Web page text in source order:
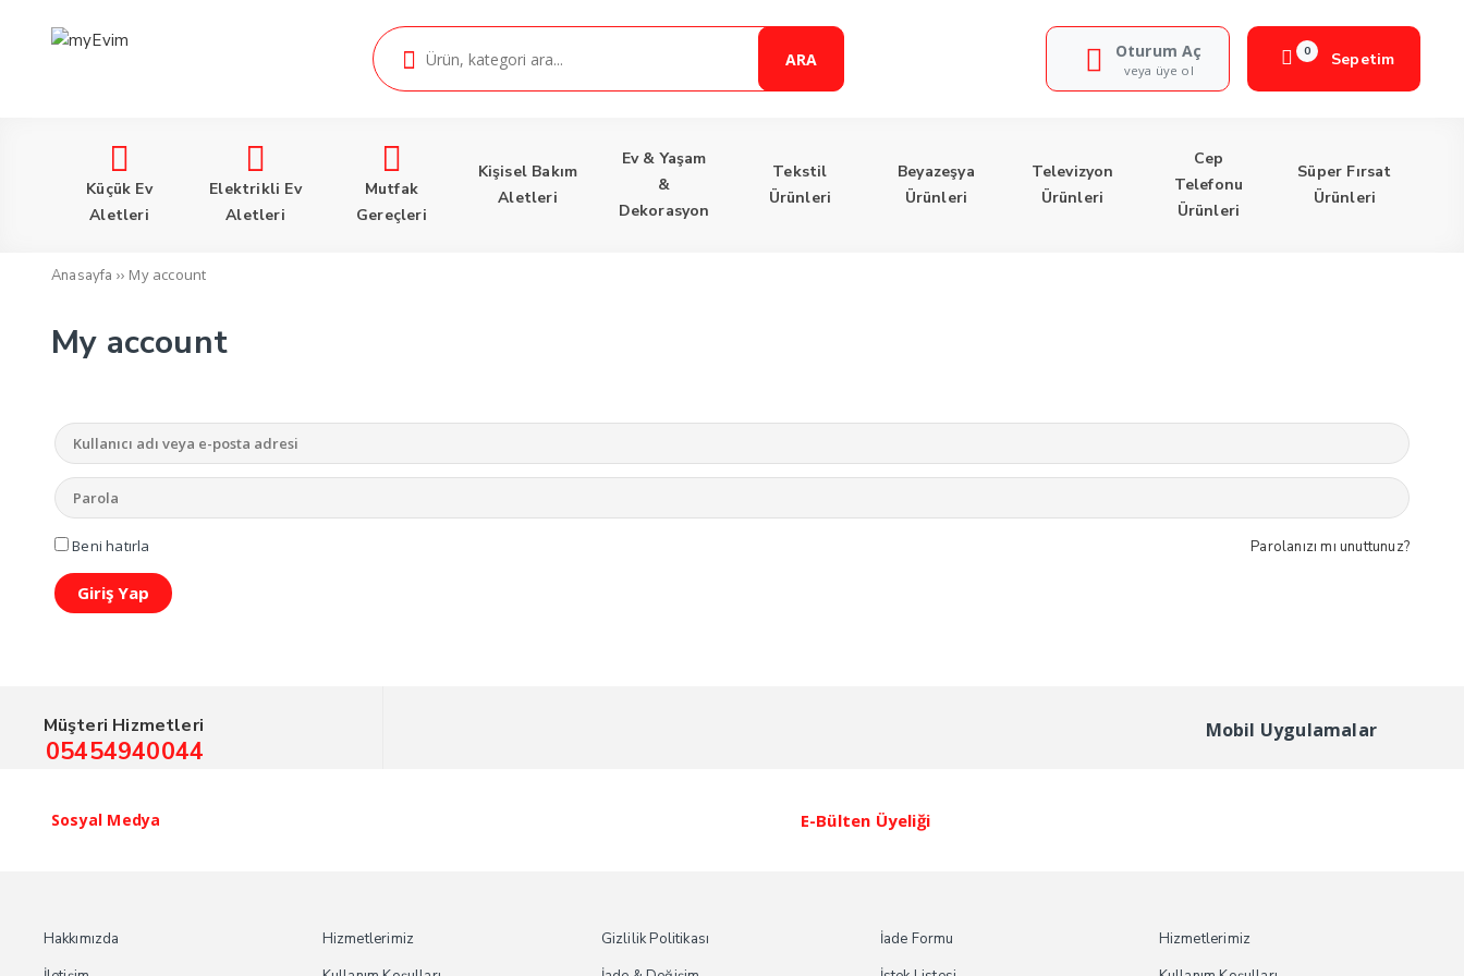
ARA Oturum Aç
veya üye ol
0 Sepetim
Küçük Ev
Aletleri
Elektrikli Ev
Aletleri
Mutfak
Gereçleri
Kişisel Bakım
Aletleri
Ev & Yaşam
&
Dekorasyon
Tekstil
Ürünleri
Beyazeşya
Ürünleri
Televizyon
Ürünleri
Cep
Telefonu
Ürünleri
Süper Fırsat
Ürünleri
Anasayfa ›› My account
My account
Beni hatırla Parolanızı mı unuttunuz?
Giriş Yap
Müşteri Hizmetleri
05454940044
Mobil Uygulamalar
Sosyal Medya E-Bülten Üyeliği
Hakkımızda
Hizmetlerimiz
Gizlilik Politikası
İade Formu
Hizmetlerimiz